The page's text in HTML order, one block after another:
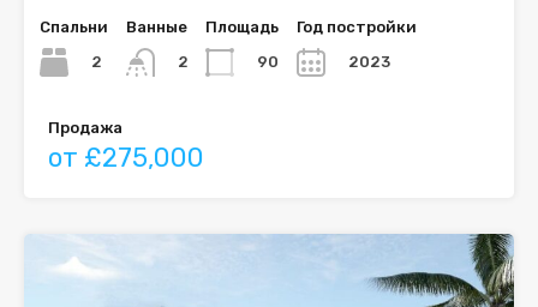
Спальни
2
Ванные
2
Площадь
90
Год постройки
2023
Продажа
от £275,000